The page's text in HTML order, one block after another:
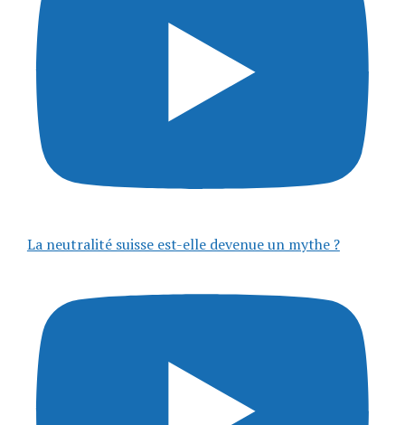
La neutralité suisse est-elle devenue un mythe ?